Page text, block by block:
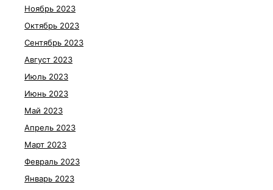
Ноябрь 2023
Октябрь 2023
Сентябрь 2023
Август 2023
Июль 2023
Июнь 2023
Май 2023
Апрель 2023
Март 2023
Февраль 2023
Январь 2023